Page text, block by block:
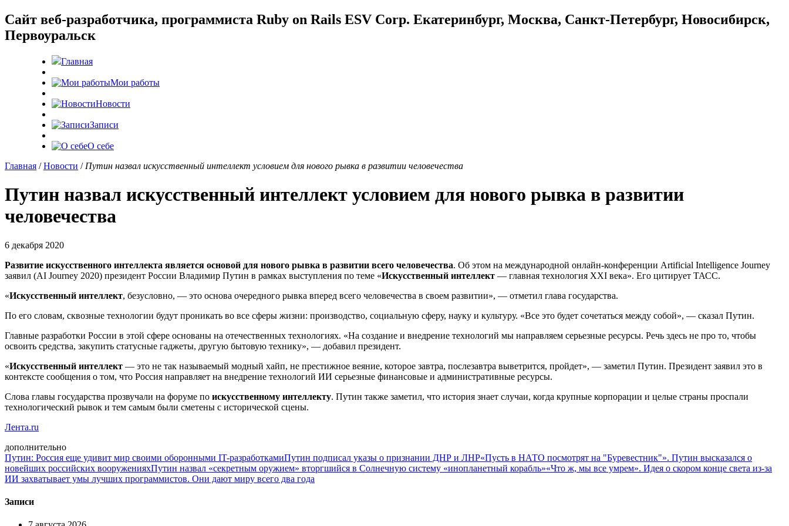
Cайт веб-разработчика, программиста Ruby on Rails ESV Corp. Екатеринбург, Москва, Санкт-Петербург, Новосибирск,
Первоуральск
Главная
Мои работы
Новости
Записи
О себе
Главная /Новости / Путин назвал искусственный интеллект условием для нового рывка в развитии человечества
Путин назвал искусственный интеллект условием для нового рывка в развитии
человечества
6 декабря 2020
Развитие искусственного интеллекта является основой для нового рывка в развитии всего человечества. Об этом на международной онлайн-конференции Artificial Intelligence Journey
заявил (AI Journey 2020) президент России Владимир Путин в рамках выступления по теме «Искусственный интеллект — главная технология XXI века». Его цитирует ТАСС.
«Искусственный интеллект, безусловно, — это основа очередного рывка вперед всего человечества в своем развитии», — отметил глава государства.
По его словам, сквозные технологии будут проникать во все сферы жизни: производство, социальную сферу, науку и культуру. «Все это будет сочетаться между собой», — сказал Путин.
Главные разработки России в этой сфере основаны на отечественных технологиях. «На создание и внедрение технологий мы направляем серьезные ресурсы. Речь здесь не про то, чтобы
освоить средства, закупить статусные гаджеты, другую бытовую технику», — добавил президент.
«Искусственный интеллект — это не так называемый модный хайп, не престижное веяние, которое завтра, послезавтра выветрится, пройдет», — заметил Путин. Президент заявил это в
контексте сообщения о том, что Россия направляет на внедрение технологий ИИ серьезные финансовые и административные ресурсы.
Слова главы государства прозвучали на форуме по искусственному интеллекту. Путин также заметил, что история знает случаи, когда крупные корпорации и целые страны проспали
технологический рывок и тем самым были сметены с исторической сцены.
Лента.ru
дополнительно
Путин: Россия еще удивит мир своими оборонными IT-разработкамиПутин подписал указы о признании ДНР и ЛНР«Пусть в НАТО посмотрят на "Буревестник"». Путин высказался о
новейших российских вооруженияхПутин назвал «секретным оружием» вторгшийся в Солнечную систему «инопланетный корабль»«Что ж, мы все умрем». Идея о скором конце света из-за
ИИ захватывает умы лучших программистов. Они дают миру всего два года
Записи